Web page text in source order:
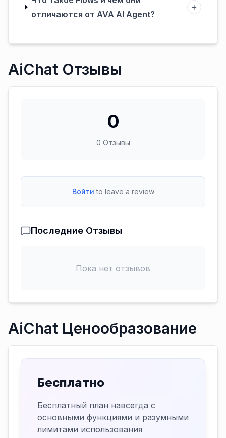
отличаются от AVA AI Agent?
+
AiChat Отзывы
0
0 Отзывы
Войти to leave a review
Последние Отзывы
Пока нет отзывов
AiChat Ценообразование
Бесплатно
Бесплатный план навсегда с
основными функциями и разумными
лимитами использования